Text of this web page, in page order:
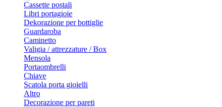
Cassette postali
Libri portagioie
Dekorazione per bottiglie
Guardaroba
Caminetto
Valigia / attrezzature / Box
Mensola
Portaombrelli
Chiave
Scatola porta gioielli
Altro
Decorazione per pareti